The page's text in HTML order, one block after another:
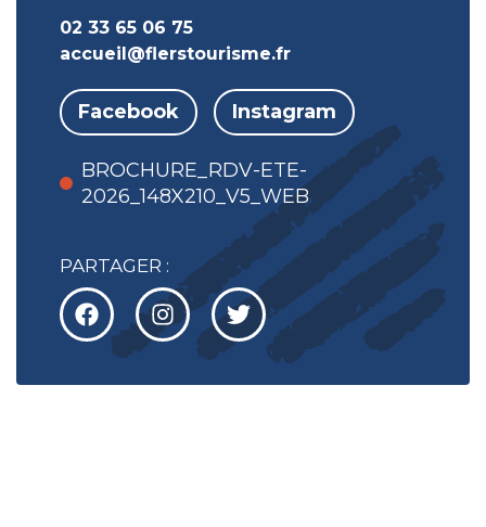
02 33 65 06 75
accueil@flerstourisme.fr
Facebook Instagram
BROCHURE_RDV-ETE-
2026_148X210_V5_WEB
PARTAGER :